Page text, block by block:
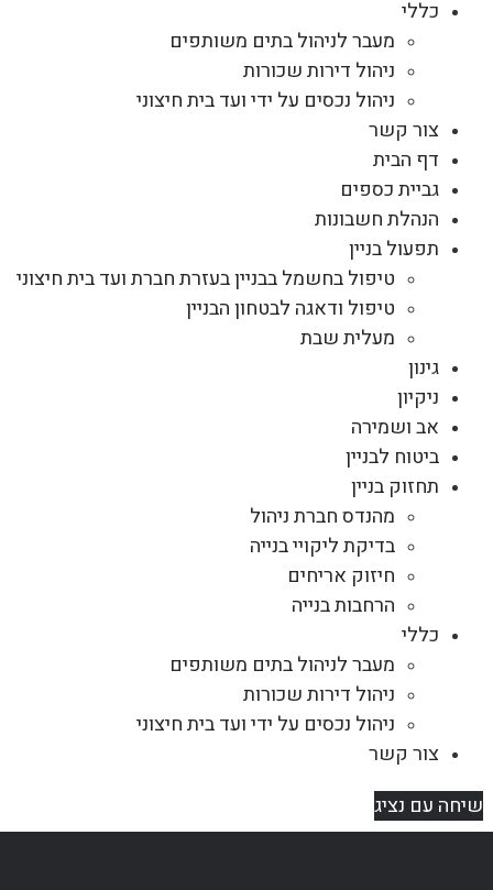
כללי
מעבר לניהול בתים משותפים
ניהול דירות שכורות
ניהול נכסים על ידי ועד בית חיצוני
צור קשר
דף הבית
גביית כספים
הנהלת חשבונות
תפעול בניין
טיפול בחשמל בבניין בעזרת חברת ועד בית חיצוני
טיפול ודאגה לבטחון הבניין
מעלית שבת
גינון
ניקיון
אב ושמירה
ביטוח לבניין
תחזוק בניין
מהנדס חברת ניהול
בדיקת ליקויי בנייה
חיזוק אריחים
הרחבות בנייה
כללי
מעבר לניהול בתים משותפים
ניהול דירות שכורות
ניהול נכסים על ידי ועד בית חיצוני
צור קשר
שיחה עם נציג